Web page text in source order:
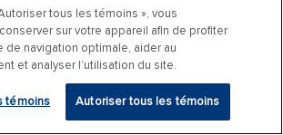
tous les témoins », vous
sur votre appareil afin de profiter
de navigation optimale, aider au
et analyser l’utilisation du site.
témoins Autoriser tous les témoins